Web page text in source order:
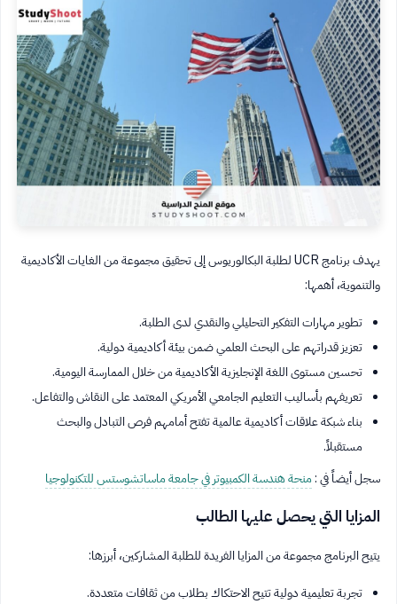
يهدف برنامج UCR لطلبة البكالوريوس إلى تحقيق مجموعة من الغايات الأكاديمية
والتنموية، أهمها:
تطوير مهارات التفكير التحليلي والنقدي لدى الطلبة.
تعزيز قدراتهم على البحث العلمي ضمن بيئة أكاديمية دولية.
تحسين مستوى اللغة الإنجليزية الأكاديمية من خلال الممارسة اليومية.
تعريفهم بأساليب التعليم الجامعي الأمريكي المعتمد على النقاش والتفاعل.
بناء شبكة علاقات أكاديمية عالمية تفتح أمامهم فرص التبادل والبحث
مستقبلاً.
سجل أيضاً في :منحة هندسة الكمبيوتر في جامعة ماساتشوستس للتكنولوجيا
المزايا التي يحصل عليها الطالب
يتيح البرنامج مجموعة من المزايا الفريدة للطلبة المشاركين، أبرزها:
تجربة تعليمية دولية تتيح الاحتكاك بطلاب من ثقافات متعددة.